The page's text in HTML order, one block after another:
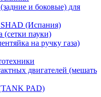
и боковые) для
(Испания)
(сетки пауки)
на ручку газа)
двигателей (мешать
PAD)